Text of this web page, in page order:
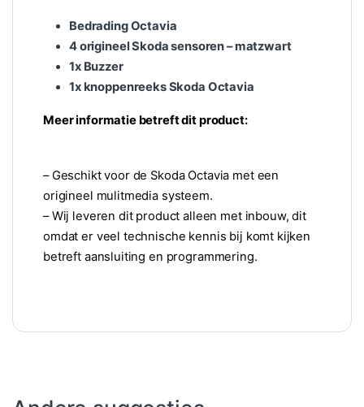
Bedrading Octavia
4 origineel Skoda sensoren – matzwart
1x Buzzer
1x knoppenreeks Skoda Octavia
Meer informatie betreft dit product:
– Geschikt voor de Skoda Octavia met een
origineel mulitmedia systeem.
– Wij leveren dit product alleen met inbouw, dit
omdat er veel technische kennis bij komt kijken
betreft aansluiting en programmering.